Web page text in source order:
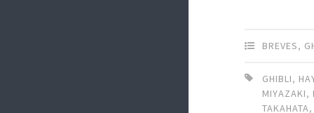
BREVES,
GHIBLI,
MIYAZAKI,
TAKAHATA